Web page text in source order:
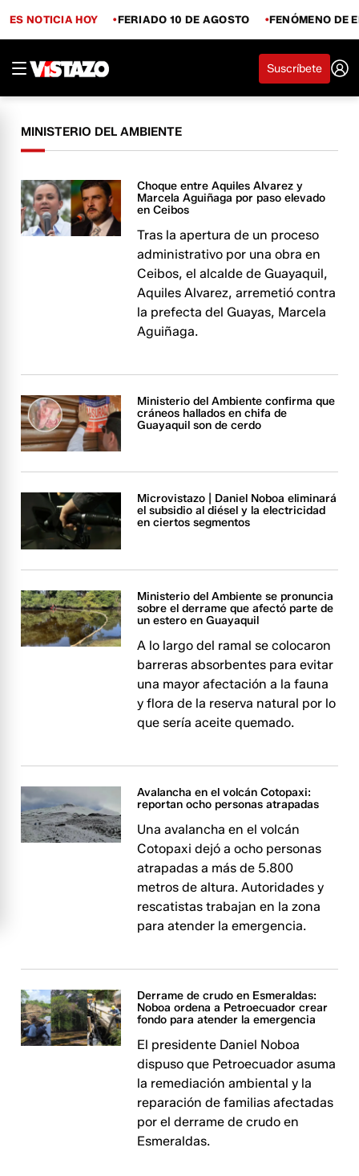
ES NOTICIA HOY FERIADO 10 DE AGOSTO FENÓMENO DE
Suscríbete
MINISTERIO DEL AMBIENTE
Choque entre Aquiles Alvarez y
Marcela Aguiñaga por paso elevado
en Ceibos
Tras la apertura de un proceso
administrativo por una obra en
Ceibos, el alcalde de Guayaquil,
Aquiles Alvarez, arremetió contra
la prefecta del Guayas, Marcela
Aguiñaga.
Ministerio del Ambiente confirma que
cráneos hallados en chifa de
Guayaquil son de cerdo
Microvistazo | Daniel Noboa eliminará
el subsidio al diésel y la electricidad
en ciertos segmentos
Ministerio del Ambiente se pronuncia
sobre el derrame que afectó parte de
un estero en Guayaquil
A lo largo del ramal se colocaron
barreras absorbentes para evitar
una mayor afectación a la fauna
y flora de la reserva natural por lo
que sería aceite quemado.
Avalancha en el volcán Cotopaxi:
reportan ocho personas atrapadas
Una avalancha en el volcán
Cotopaxi dejó a ocho personas
atrapadas a más de 5.800
metros de altura. Autoridades y
rescatistas trabajan en la zona
para atender la emergencia.
Derrame de crudo en Esmeraldas:
Noboa ordena a Petroecuador crear
fondo para atender la emergencia
El presidente Daniel Noboa
dispuso que Petroecuador asuma
la remediación ambiental y la
reparación de familias afectadas
por el derrame de crudo en
Esmeraldas.